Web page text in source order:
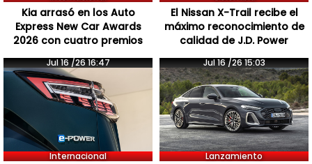
Kia arrasó en los Auto
Express New Car Awards
2026 con cuatro premios
El Nissan X-Trail recibe el
máximo reconocimiento de
calidad de J.D. Power
Jul 16 /26 16:47
Internacional
Jul 16 /26 15:03
Lanzamiento